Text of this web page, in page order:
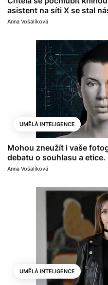
asistent na síti X se stal
Anna Vošalíková
UMĚLÁ INTELIGENCE
Mohou zneužít i vaše
debatu o souhlasu a
Anna Vošalíková
UMĚLÁ INTELIGENCE